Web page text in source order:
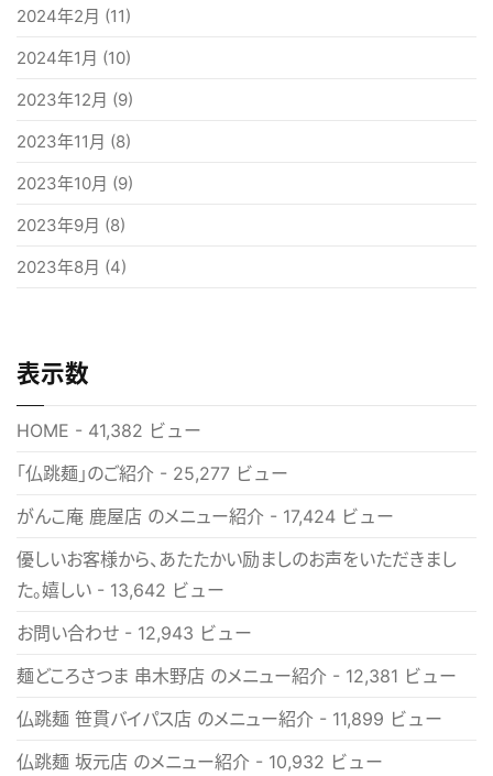
2024年2月 (11)
2024年1月 (10)
2023年12月 (9)
2023年11月 (8)
2023年10月 (9)
2023年9月 (8)
2023年8月 (4)
表示数
HOME - 41,382 ビュー
「仏跳麺」のご紹介 - 25,277 ビュー
がんこ庵 鹿屋店 のメニュー紹介 - 17,424 ビュー
優しいお客様から、あたたかい励ましのお声をいただきまし
た。嬉しい - 13,642 ビュー
お問い合わせ - 12,943 ビュー
麺どころさつま 串木野店 のメニュー紹介 - 12,381 ビュー
仏跳麺 笹貫バイパス店 のメニュー紹介 - 11,899 ビュー
仏跳麺 坂元店 のメニュー紹介 - 10,932 ビュー